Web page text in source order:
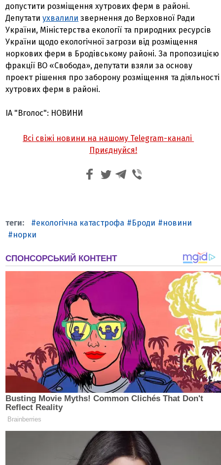
допустити розміщення хутрових ферм в районі.
Депутатиухвалили звернення до Верховної Ради
України, Міністерства екології та природних ресурсів
України щодо екологічної загрози від розміщення
норкових ферм в Бродівському районі. За пропозицією
фракції ВО «Свобода», депутати взяли за основу
проект рішення про заборону розміщення та діяльності
хутрових ферм в районі.
ІА "Вголос": НОВИНИ
Всі свіжі новини на нашому Telegram-каналі
Приєднуйся!
екологічна катастрофа Броди
новини
норки